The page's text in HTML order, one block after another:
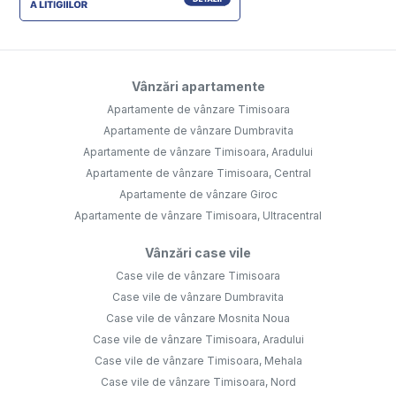
Vânzări apartamente
Apartamente de vânzare Timisoara
Apartamente de vânzare Dumbravita
Apartamente de vânzare Timisoara, Aradului
Apartamente de vânzare Timisoara, Central
Apartamente de vânzare Giroc
Apartamente de vânzare Timisoara, Ultracentral
Vânzări case vile
Case vile de vânzare Timisoara
Case vile de vânzare Dumbravita
Case vile de vânzare Mosnita Noua
Case vile de vânzare Timisoara, Aradului
Case vile de vânzare Timisoara, Mehala
Case vile de vânzare Timisoara, Nord